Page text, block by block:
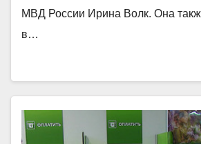
МВД России Ирина Волк. Она
в…